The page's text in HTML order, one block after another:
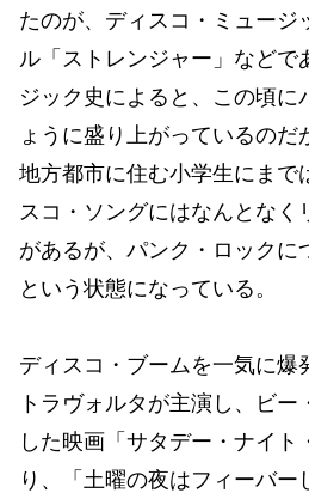
たのが、ディスコ・ミュージ
ル「ストレンジャー」などで
ジック史によると、この頃に
ょうに盛り上がっているの
地方都市に住む小学生にまで
スコ・ソングにはなんとなく
があるが、パンク・ロックに
という状態になっている。
ディスコ・ブームを一気に爆
トラヴォルタが主演し、ビー
した映画「サタデー・ナイト
り、「土曜の夜はフィーバー